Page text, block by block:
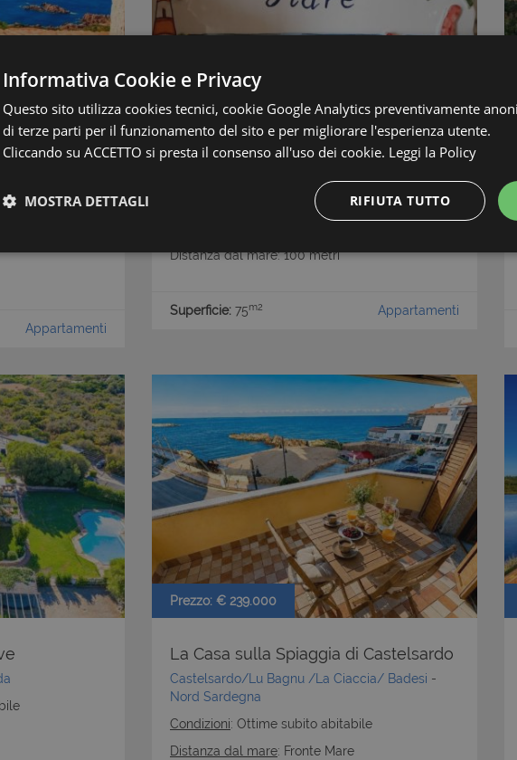
Rossa-Nord
Appartamenti
Prezzo: € 299.000
Costa Smeralda
Distanza dal mare: 100 metri
Superficie: 75m2 Appartamenti
Prezzo: € 239.000
La Casa sulla Spiaggia di Castelsardo
Castelsardo/Lu Bagnu /La Ciaccia/ Badesi -
Nord Sardegna
Condizioni: Ottime subito abitabile
Distanza dal mare: Fronte Mare
Informativa Cookie e Privacy
Questo sito utilizza cookies tecnici, cookie Google Analytics preventivamente
di terze parti per il funzionamento del sito e per migliorare l'esperienza utente.
Cliccando su ACCETTO si presta il consenso all'uso dei cookie. Leggi la Policy
RIFIUTA TUTTO
MOSTRA DETTAGLI
Strettamente necessari e Statistiche
Strettamente necessari e Statistiche
I cookie strettamente necessari consentono funzionalità del sito Web principale come l'accesso degli utenti e
dell'account. Il sito Web non può essere utilizzato correttamente senza i cookie strettamente necessari.
Nome
Provider/Dominio Scadenza
Descrizione
PHPSESSID
PHP.net
www.latuacasainsardegna.com
Sessione
Cookie generato da applicazioni
PHP. Si tratta di un identificatore
mantenere le variabili di sessione
è un numero generato in modo
viene utilizzato può essere
buon esempio è mantenere uno
utente tra le pagine.
CookieScriptConsent
CookieScript
www.latuacasainsardegna.com
6 mesi 5
giorni
Questo cookie viene utilizzato dal
Script.com per ricordare le
cookie dei visitatori. È necessario